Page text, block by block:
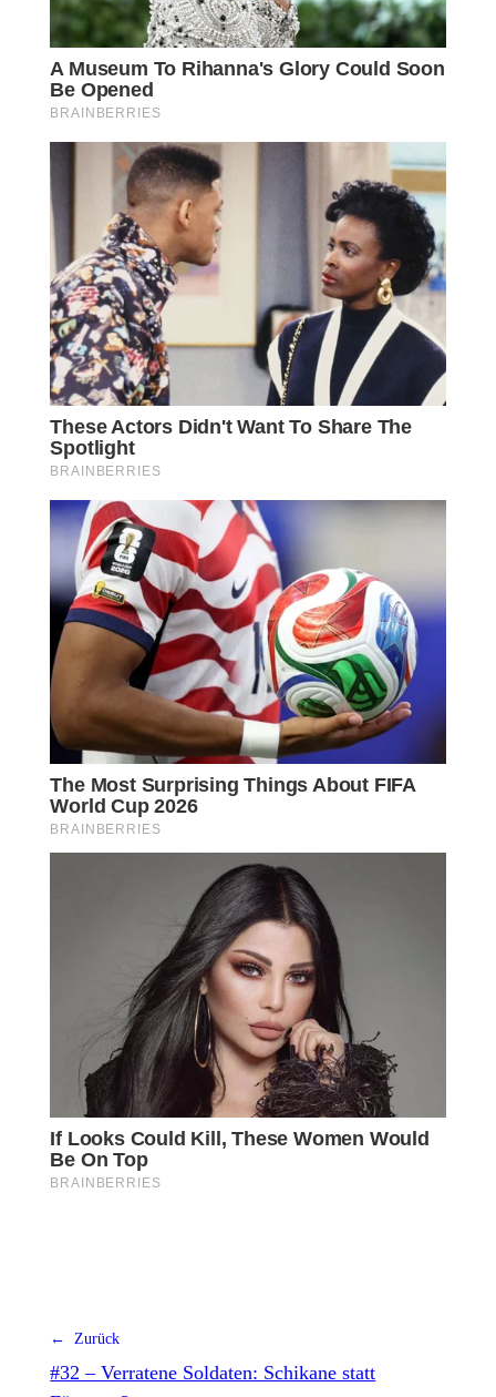
← Zurück
#32 – Verratene Soldaten: Schikane statt